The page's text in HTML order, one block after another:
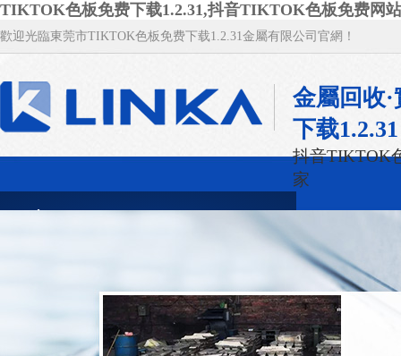
TIKTOK色板免费下载1.2.31,抖音TIKTOK色板免费网
歡迎光臨東莞市TIKTOK色板免费下载1.2.31金屬有限公司官網！
金屬回收
下载1.2.31
抖音TIKTOK
家
新聞資訊